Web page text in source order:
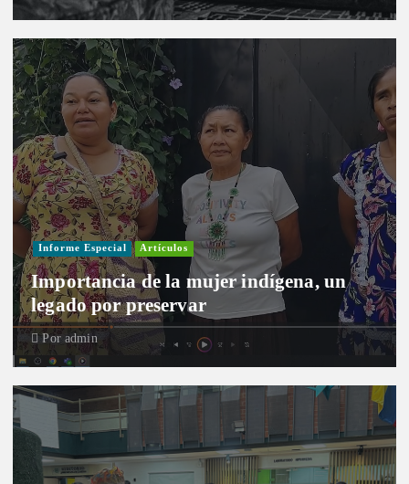
Informe Especial Artículos
Importancia de la mujer indígena, un
legado por preservar
Por admin